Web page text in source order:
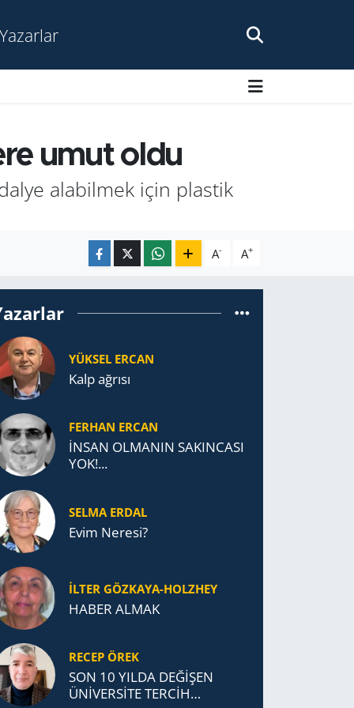
Yazarlar
umut oldu
alabilmek için plastik
A- A+
YÜKSEL ERCAN
Kalp ağrısı
FERHAN ERCAN
İNSAN OLMANIN SAKINCASI
YOK!...
SELMA ERDAL
Evim Neresi?
İLTER GÖZKAYA-HOLZHEY
HABER ALMAK
RECEP ÖREK
SON 10 YILDA DEĞİŞEN
ÜNİVERSİTE TERCİH